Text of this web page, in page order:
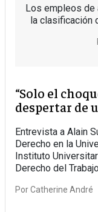
Los empleos de
la clasificación
“Solo el
despertar de
Entrevista a Alain
Derecho en la
Instituto
Derecho del
PorCatherine André